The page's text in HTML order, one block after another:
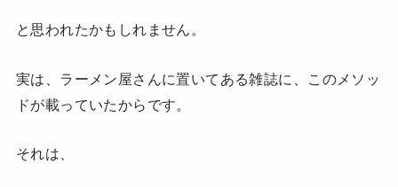
と思われたかもしれません。
実は、ラーメン屋さんに置いてある雑誌に、このメソッ
ドが載っていたからです。
それは、